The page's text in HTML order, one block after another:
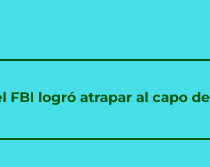
FBI logró atrapar al capo de